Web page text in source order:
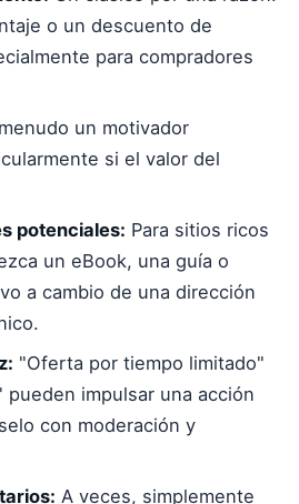
o un descuento de
para compradores
un motivador
si el valor del
potenciales: Para sitios ricos
un eBook, una guía o
a cambio de una dirección
"Oferta por tiempo limitado"
impulsar una acción
con moderación y
A veces, simplemente